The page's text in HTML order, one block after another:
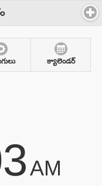
క్యాలెండర్
AM